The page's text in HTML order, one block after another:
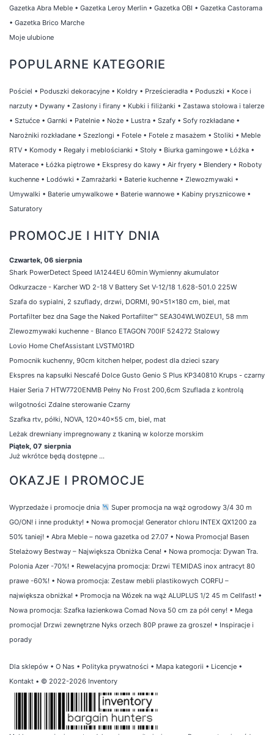
Gazetka Abra Meble • Gazetka Leroy Merlin • Gazetka OBI • Gazetka Castorama
• Gazetka Brico Marche
Moje ulubione
POPULARNE KATEGORIE
Pościel • Poduszki dekoracyjne • Kołdry • Prześcieradła • Poduszki • Koce i
narzuty • Dywany • Zasłony i firany • Kubki i filiżanki • Zastawa stołowa i talerze
• Sztućce • Garnki • Patelnie • Noże • Lustra • Szafy • Sofy rozkładane •
Narożniki rozkładane • Szezlongi • Fotele • Fotele z masażem • Stoliki • Meble
RTV • Komody • Regały i meblościanki • Stoły • Biurka gamingowe • Łóżka •
Materace • Łóżka piętrowe • Ekspresy do kawy • Air fryery • Blendery • Roboty
kuchenne • Lodówki • Zamrażarki • Baterie kuchenne • Zlewozmywaki •
Umywalki • Baterie umywalkowe • Baterie wannowe • Kabiny prysznicowe •
Saturatory
PROMOCJE I HITY DNIA
Czwartek, 06 sierpnia
Shark PowerDetect Speed IA1244EU 60min Wymienny akumulator
Odkurzacze - Karcher WD 2-18 V Battery Set V-12/18 1.628-501.0 225W
Szafa do sypialni, 2 szuflady, drzwi, DORMI, 90x51x180 cm, biel, mat
Portafilter bez dna Sage the Naked Portafilter™ SEA304WLW0ZEU1, 58 mm
Zlewozmywaki kuchenne - Blanco ETAGON 700IF 524272 Stalowy
Lovio Home ChefAssistant LVSTM01RD
Pomocnik kuchenny, 90cm kitchen helper, podest dla dzieci szary
Ekspres na kapsułki Nescafé Dolce Gusto Genio S Plus KP340810 Krups - czarny
Haier Seria 7 HTW7720ENMB Pełny No Frost 200,6cm Szuflada z kontrolą
wilgotności Zdalne sterowanie Czarny
Szafka rtv, półki, NOVA, 120x40x55 cm, biel, mat
Leżak drewniany impregnowany z tkaniną w kolorze morskim
Piątek, 07 sierpnia
Już wkrótce będą dostępne ...
OKAZJE I PROMOCJE
Wyprzedaże i promocje dnia
Super promocja na wąż ogrodowy 3/4 30 m
GO/ON! i inne produkty! • Nowa promocja! Generator chloru INTEX QX1200 za
50% taniej! • Abra Meble – nowa gazetka od 27.07 • Nowa Promocja! Basen
Stelażowy Bestway – Największa Obniżka Cena! • Nowa promocja: Dywan Tra.
Polonia Azer -70%! • Rewelacyjna promocja: Drzwi TEMIDAS inox antracyt 80
prawe -60%! • Nowa promocja: Zestaw mebli plastikowych CORFU –
największa obniżka! • Promocja na Wózek na wąż ALUPLUS 1/2 45 m Cellfast! •
Nowa promocja: Szafka łazienkowa Comad Nova 50 cm za pół ceny! • Mega
promocja! Drzwi zewnętrzne Nyks orzech 80P prawe za grosze! • Inspiracje i
porady
Dla sklepów • O Nas • Polityka prywatności • Mapa kategorii • Licencje •
Kontakt • © 2022-2026 Inventory